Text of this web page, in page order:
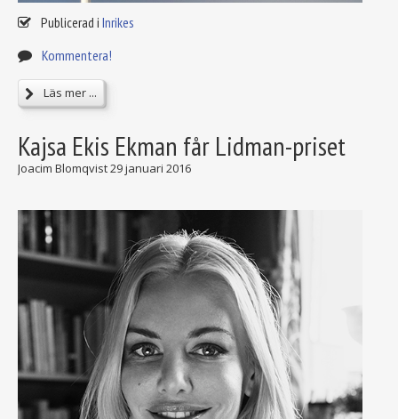
Publicerad i Inrikes
Kommentera!
Läs mer ...
Kajsa Ekis Ekman får Lidman-priset
Joacim Blomqvist29 januari 2016